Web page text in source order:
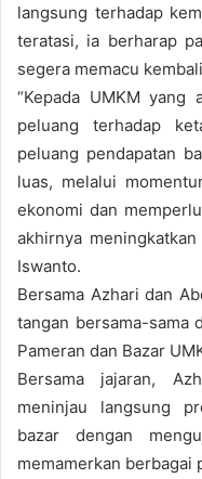
langsung terhadap
teratasi, ia berharap
segera memacu
“Kepada UMKM
peluang terhadap
peluang pendapatan
luas, melalui
ekonomi dan
akhirnya
Iswanto.
Bersama Azhari dan
tangan bersama-sama
Pameran dan Bazar
Bersama jajaran,
meninjau langsung
bazar dengan
memamerkan berbagai